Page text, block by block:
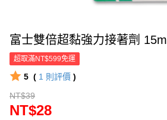
富士雙倍超黏強力接著劑 15ml
超取滿NT$599免運
5 ( 1 則評價 )
NT$39
NT$28